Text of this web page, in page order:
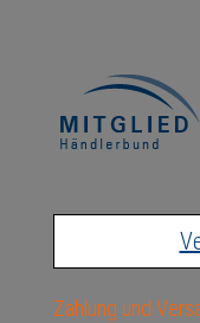
Zahlung und